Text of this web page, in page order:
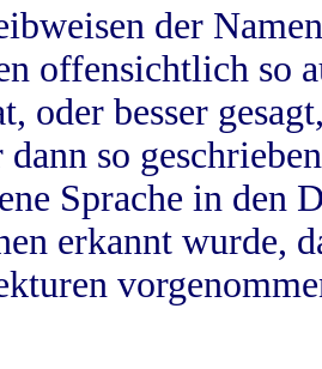
der
offensichtlich so
oder besser
dann so
Sprache in
erkannt wurde,